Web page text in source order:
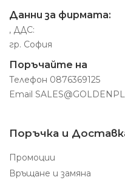
Данни за фирмата:
, ДДС:
гр. София
Поръчайте на
Телефон 0876369125
Email
Поръчка и
Промоции
Връщане и замяна